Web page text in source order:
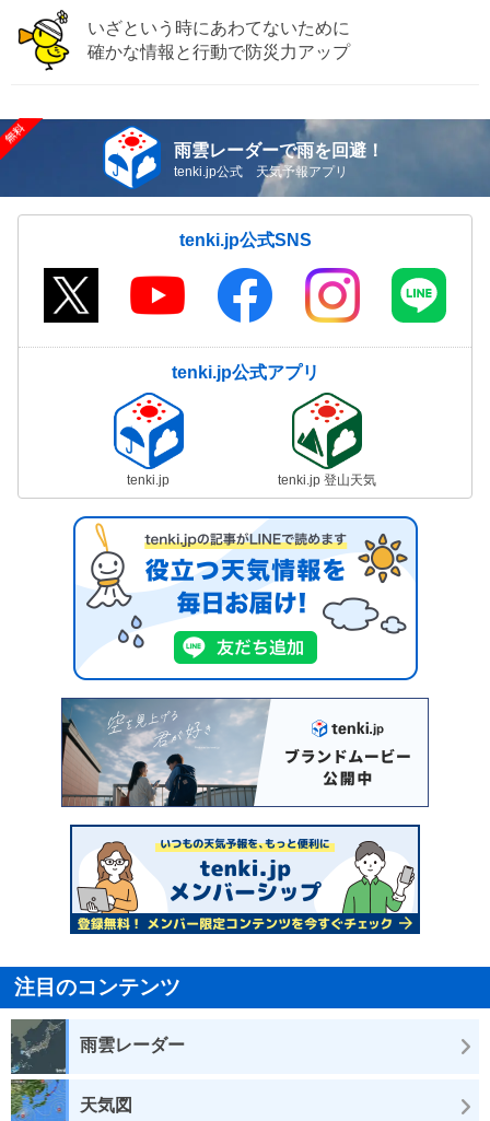
いざという時にあわてないために
確かな情報と行動で防災力アップ
雨雲レーダーで雨を回避！
tenki.jp公式 天気予報アプリ
tenki.jp公式SNS
tenki.jp公式アプリ
tenki.jp tenki.jp 登山天気
注目のコンテンツ
雨雲レーダー
天気図